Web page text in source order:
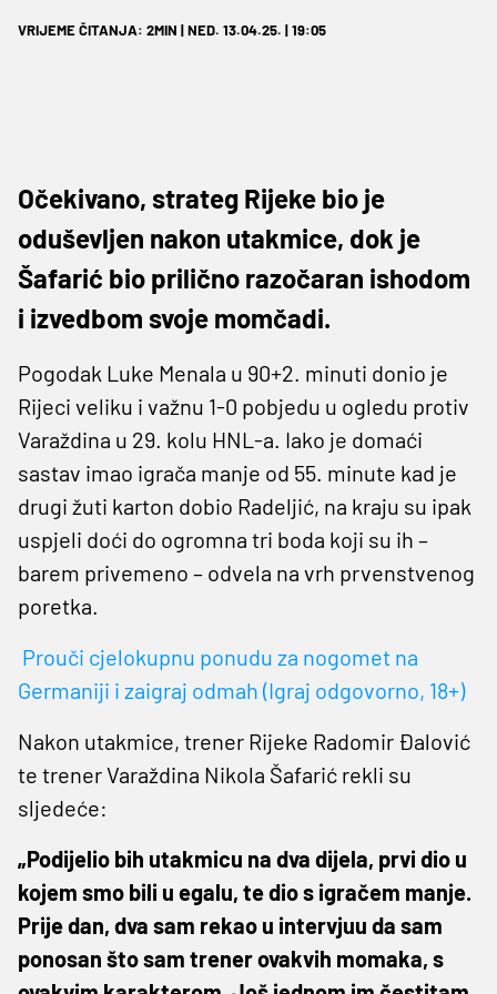
VRIJEME ČITANJA: 2MIN | NED. 13.04.25. | 19:05
Očekivano, strateg Rijeke bio je
oduševljen nakon utakmice, dok je
Šafarić bio prilično razočaran ishodom
i izvedbom svoje momčadi.
Pogodak Luke Menala u 90+2. minuti donio je
Rijeci veliku i važnu 1-0 pobjedu u ogledu protiv
Varaždina u 29. kolu HNL-a. Iako je domaći
sastav imao igrača manje od 55. minute kad je
drugi žuti karton dobio Radeljić, na kraju su ipak
uspjeli doći do ogromna tri boda koji su ih –
barem privemeno – odvela na vrh prvenstvenog
poretka.
Prouči cjelokupnu ponudu za nogomet na
Germaniji i zaigraj odmah (Igraj odgovorno, 18+)
Nakon utakmice, trener Rijeke Radomir Đalović
te trener Varaždina Nikola Šafarić rekli su
sljedeće:
„Podijelio bih utakmicu na dva dijela, prvi dio u
kojem smo bili u egalu, te dio s igračem manje.
Prije dan, dva sam rekao u intervjuu da sam
ponosan što sam trener ovakvih momaka, s